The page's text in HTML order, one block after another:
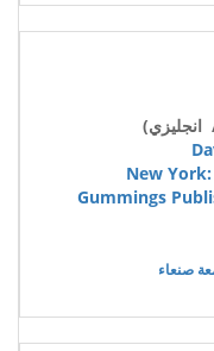
New
Gummings
صنعاء